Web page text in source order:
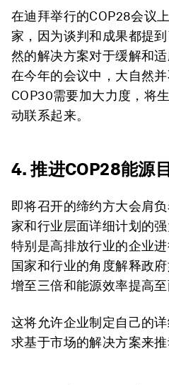
在迪拜举行的COP28会议
家，因为谈判和成果都提
然的解决方案对于缓解和适
在今年的会议中，大自然
COP30需要加大力度，将
动联系起来。
4. 推进COP28能源
即将召开的缔约方大会肩
家和行业层面详细计划的
特别是高排放行业的企业
国家和行业的角度解释政
增至三倍和能源效率提高至
这将允许企业制定自己的
求基于市场的解决方案来推